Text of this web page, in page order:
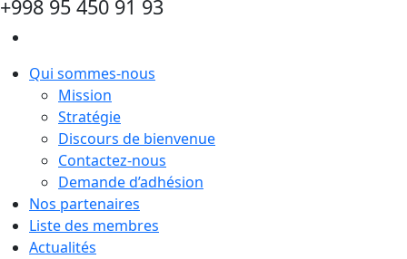
+998 95 450 91 93
Qui sommes-nous
Mission
Stratégie
Discours de bienvenue
Contactez-nous
Demande d’adhésion
Nos partenaires
Liste des membres
Actualités